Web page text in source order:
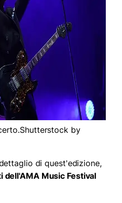
by
di quest'edizione,
dell'AMA Music Festival